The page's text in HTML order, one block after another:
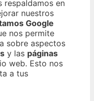
respaldamos en
nuestros
Google
nos permite
sobre aspectos
y las páginas
web. Esto nos
a tus